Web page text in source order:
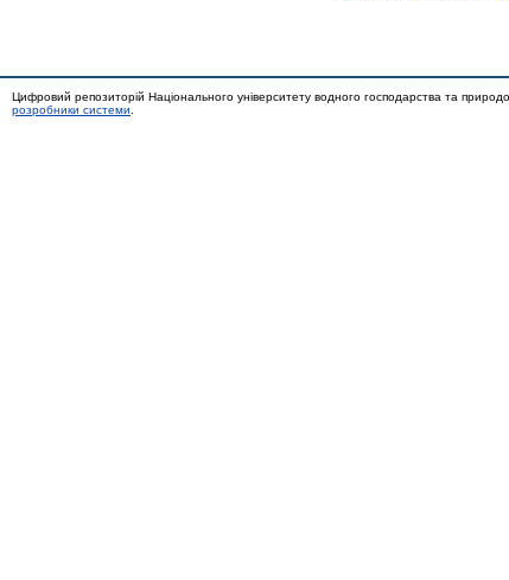
Цифровий репозиторій Національного університету водного господарства та
розробники системи